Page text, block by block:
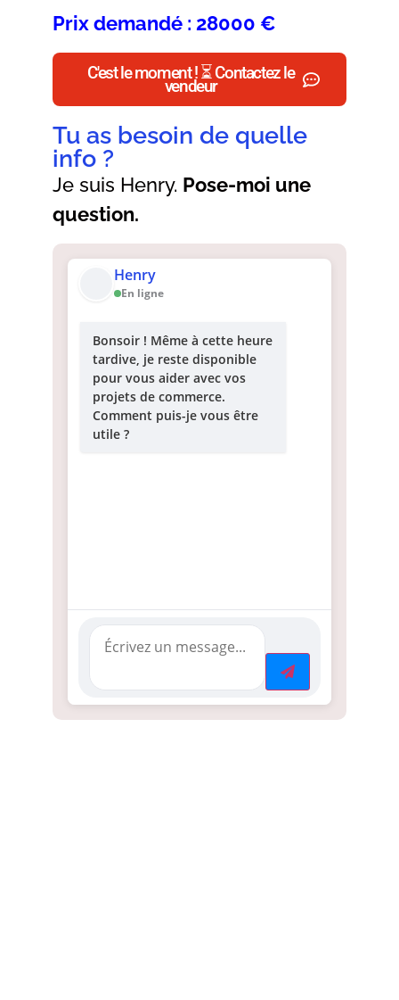
Prix demandé : 28000 €
C'est le moment ! ⏳ Contactez le
vendeur
Henry
En ligne
Bonsoir ! Même à cette heure
tardive, je reste disponible
pour vous aider avec vos
projets de commerce.
Comment puis-je vous être
utile ?
Je suis Henry. Pose-moi une
question.
Tu as besoin de quelle
info ?